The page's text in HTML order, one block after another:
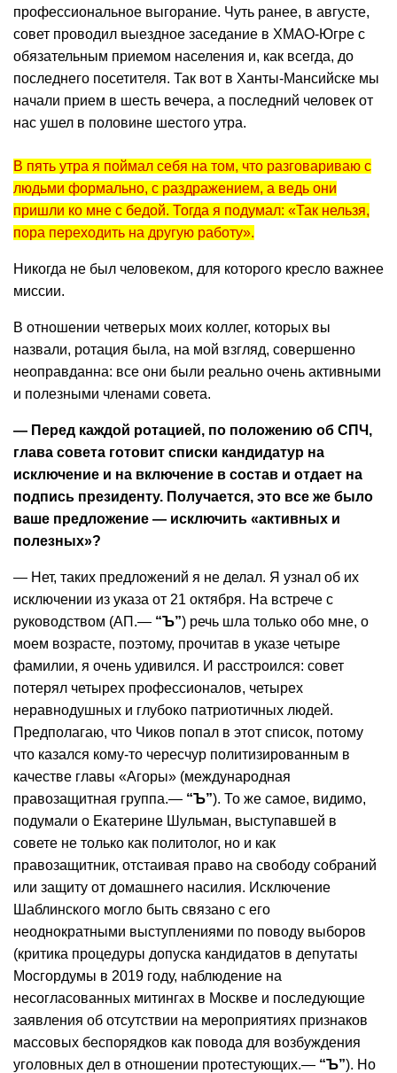
профессиональное выгорание. Чуть ранее, в августе,
совет проводил выездное заседание в ХМАО-Югре с
обязательным приемом населения и, как всегда, до
последнего посетителя. Так вот в Ханты-Мансийске мы
начали прием в шесть вечера, а последний человек от
нас ушел в половине шестого утра.
В пять утра я поймал себя на том, что разговариваю с
людьми формально, с раздражением, а ведь они
пришли ко мне с бедой. Тогда я подумал: «Так нельзя,
пора переходить на другую работу».
Никогда не был человеком, для которого кресло важнее
миссии.
В отношении четверых моих коллег, которых вы
назвали, ротация была, на мой взгляд, совершенно
неоправданна: все они были реально очень активными
и полезными членами совета.
— Перед каждой ротацией, по положению об СПЧ,
глава совета готовит списки кандидатур на
исключение и на включение в состав и отдает на
подпись президенту. Получается, это все же было
ваше предложение — исключить «активных и
полезных»?
— Нет, таких предложений я не делал. Я узнал об их
исключении из указа от 21 октября. На встрече с
руководством (АП.— “Ъ”) речь шла только обо мне, о
моем возрасте, поэтому, прочитав в указе четыре
фамилии, я очень удивился. И расстроился: совет
потерял четырех профессионалов, четырех
неравнодушных и глубоко патриотичных людей.
Предполагаю, что Чиков попал в этот список, потому
что казался кому-то чересчур политизированным в
качестве главы «Агоры» (международная
правозащитная группа.— “Ъ”). То же самое, видимо,
подумали о Екатерине Шульман, выступавшей в
совете не только как политолог, но и как
правозащитник, отстаивая право на свободу собраний
или защиту от домашнего насилия. Исключение
Шаблинского могло быть связано с его
неоднократными выступлениями по поводу выборов
(критика процедуры допуска кандидатов в депутаты
Мосгордумы в 2019 году, наблюдение на
несогласованных митингах в Москве и последующие
заявления об отсутствии на мероприятиях признаков
массовых беспорядков как повода для возбуждения
уголовных дел в отношении протестующих.— “Ъ”). Но